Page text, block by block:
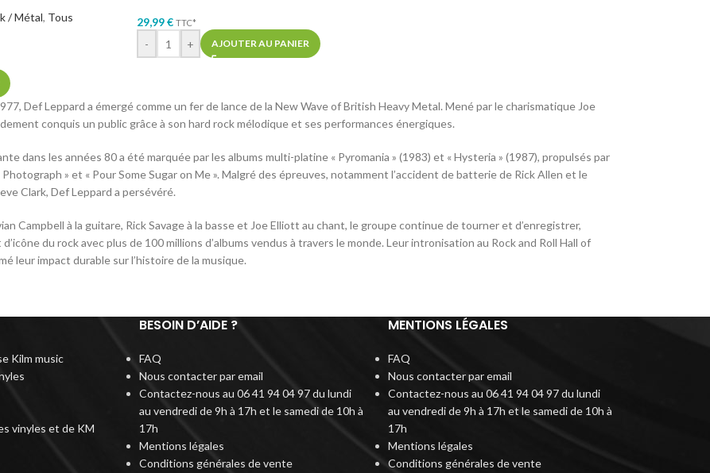
/ Métal, Tous
29,99€ TTC*
- + AJOUTER AU PANIER
Def Leppard a émergé comme un fer de lance de la New Wave of British Heavy Metal. Mené par le charismatique Joe
conquis un public grâce à son hard rock mélodique et ses performances énergiques.
dans les années 80 a été marquée par les albums multi-platine « Pyromania » (1983) et « Hysteria » (1987), propulsés par
» et « Pour Some Sugar on Me ». Malgré des épreuves, notamment l’accident de batterie de Rick Allen et le
Clark, Def Leppard a persévéré.
Campbell à la guitare, Rick Savage à la basse et Joe Elliott au chant, le groupe continue de tourner et d’enregistrer,
du rock avec plus de 100 millions d’albums vendus à travers le monde. Leur intronisation au Rock and Roll Hall of
leur impact durable sur l’histoire de la musique.
Kilm music
vinyles et de KM
BESOIN D’AIDE ?
FAQ
Nous contacter par email
Contactez-nous au 06 41 94 04 97 du lundi
au vendredi de 9h à 17h et le samedi de 10h à
17h
Mentions légales
Conditions générales de vente
MENTIONS LÉGALES
FAQ
Nous contacter par email
Contactez-nous au 06 41 94 04 97 du lundi
au vendredi de 9h à 17h et le samedi de 10h à
17h
Mentions légales
Conditions générales de vente